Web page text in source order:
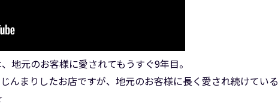
地元のお客様に愛されてもうすぐ9年目。
んまりしたお店ですが、地元のお客様に長く愛され続けている